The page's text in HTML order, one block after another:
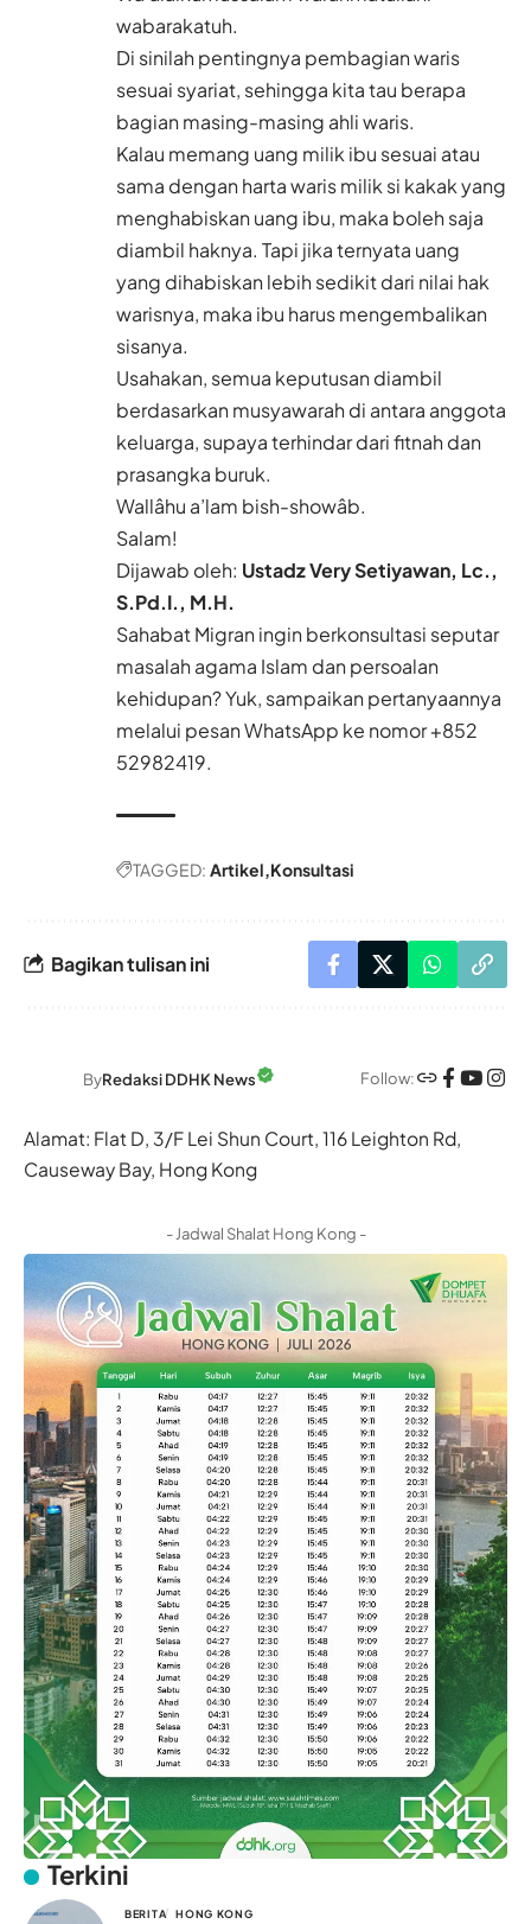
wabarakatuh.
Di sinilah pentingnya pembagian waris
sesuai syariat, sehingga kita tau berapa
bagian masing-masing ahli waris.
Kalau memang uang milik ibu sesuai atau
sama dengan harta waris milik si kakak yang
menghabiskan uang ibu, maka boleh saja
diambil haknya. Tapi jika ternyata uang
yang dihabiskan lebih sedikit dari nilai hak
warisnya, maka ibu harus mengembalikan
sisanya.
Usahakan, semua keputusan diambil
berdasarkan musyawarah di antara anggota
keluarga, supaya terhindar dari fitnah dan
prasangka buruk.
Wallâhu a’lam bish-showâb.
Salam!
Dijawab oleh: Ustadz Very Setiyawan, Lc.,
S.Pd.I., M.H.
Sahabat Migran ingin berkonsultasi seputar
masalah agama Islam dan persoalan
kehidupan? Yuk, sampaikan pertanyaannya
melalui pesan WhatsApp ke nomor+852
52982419.
TAGGED: Artikel Konsultasi
Bagikan tulisan ini
ByRedaksi DDHK News Follow:
Alamat: Flat D, 3/F Lei Shun Court, 116 Leighton Rd,
Causeway Bay, Hong Kong
- Jadwal Shalat Hong Kong -
Terkini
BERITA HONG KONG